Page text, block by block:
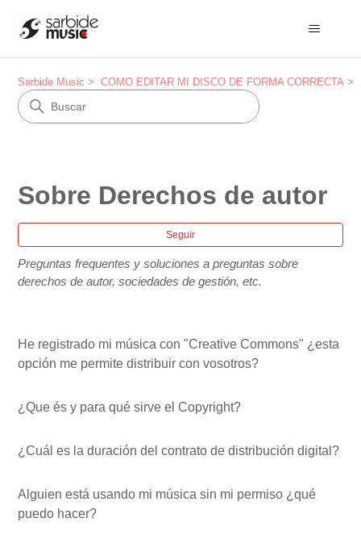
Sarbide Music COMO EDITAR MI DISCO DE FORMA CORRECTA
Sobre Derechos de autor
Seguir
Preguntas frequentes y soluciones a preguntas sobre
derechos de autor, sociedades de gestión, etc.
He registrado mi música con "Creative Commons" ¿esta
opción me permite distribuir con vosotros?
¿Que és y para qué sirve el Copyright?
¿Cuál es la duración del contrato de distribución digital?
Alguien está usando mi música sin mi permiso ¿qué
puedo hacer?